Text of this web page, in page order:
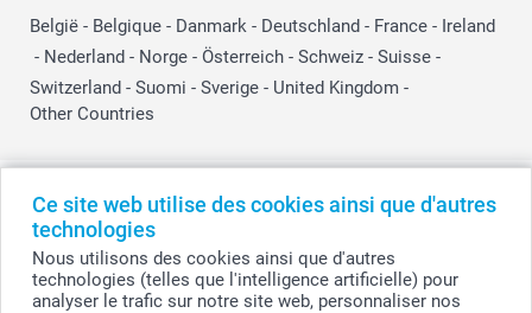
Ce site web utilise des cookies ainsi que d'autres
technologies
Nous utilisons des cookies ainsi que d'autres
technologies (telles que l'intelligence artificielle) pour
analyser le trafic sur notre site web, personnaliser nos
België - Belgique - Danmark - Deutschland - France - Ireland
- Nederland - Norge - Österreich - Schweiz - Suisse -
Switzerland - Suomi - Sverige - United Kingdom -
Other Countries
© smartphoto group. Tous droits réservés
smartphoto group SA.
Tous les prix sont en EURO (€), TVA incluse et hors frais de port.